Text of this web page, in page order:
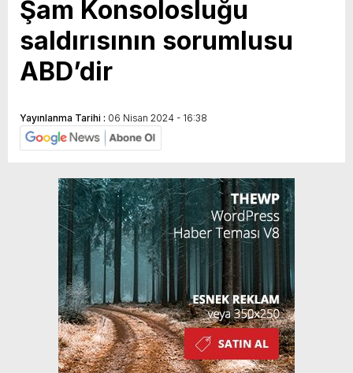
Şam Konsolosluğu
saldırısının sorumlusu
ABD’dir
Yayınlanma Tarihi : 06 Nisan 2024 - 16:38